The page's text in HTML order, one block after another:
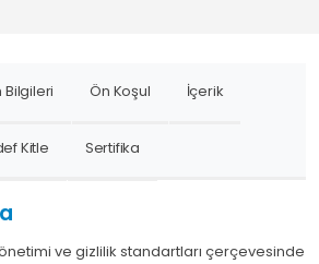
Bilgileri Ön Koşul İçerik
Kitle Sertifika
ve gizlilik standartları çerçevesinde